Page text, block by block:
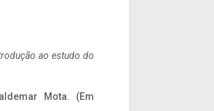
ao estudo do
Mota. (Em